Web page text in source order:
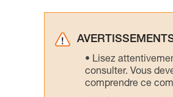
Lisez
consulter. Vous
comprendre ce